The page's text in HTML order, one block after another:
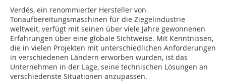
Verdés, ein renommierter Hersteller von
Tonaufbereitungsmaschinen für die Ziegelindustrie
weltweit, verfügt mit seinen über viele Jahre gewonnenen
Erfahrungen über eine globale Sichtweise. Mit Kenntnissen,
die in vielen Projekten mit unterschiedlichen Anforderungen
in verschiedenen Ländern erworben wurden, ist das
Unternehmen in der Lage, seine technischen Lösungen an
verschiedenste Situationen anzupassen.